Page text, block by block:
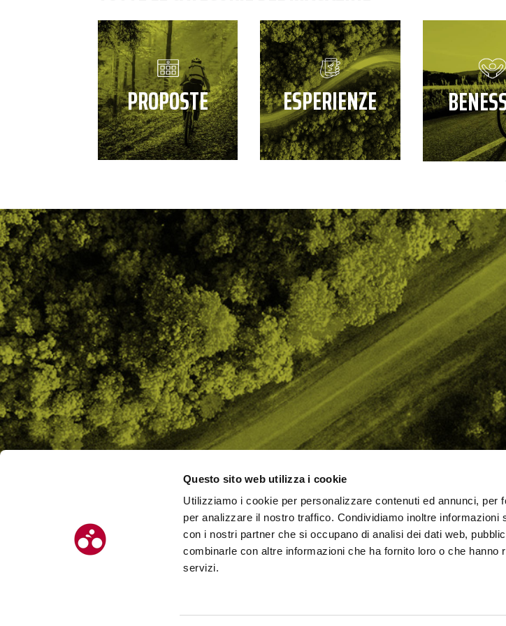
Questo sito web utilizza i cookie
Utilizziamo i cookie per personalizzare contenuti ed annunci, per
per analizzare il nostro traffico. Condividiamo inoltre
con i nostri partner che si occupano di analisi dei dati web,
combinarle con altre informazioni che ha fornito loro o che hanno
servizi.
PROPOSTE ESPERIENZE
CHI SIAMO
CONTATTI
STRADA
GRAVEL
URBAN
PROPOSTE
ESPERIENZE
BENESSERE